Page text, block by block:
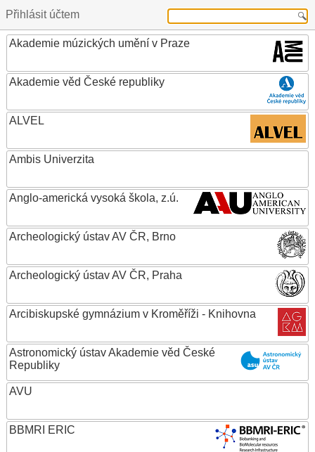
Přihlásit účtem
Akademie múzických umění v Praze
Akademie věd České republiky
ALVEL
Ambis Univerzita
Anglo-americká vysoká škola, z.ú.
Archeologický ústav AV ČR, Brno
Archeologický ústav AV ČR, Praha
Arcibiskupské gymnázium v Kroměříži - Knihovna
Astronomický ústav Akademie věd České
Republiky
AVU
BBMRI ERIC